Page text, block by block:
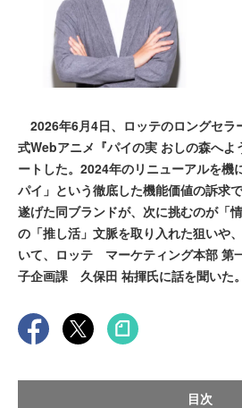
2026年6月4日、ロッテのロングセラ
式Webアニメ『パイの実 おしの森へよ
ートした。2024年のリニューアルを機
パイ」という徹底した機能価値の訴求
遂げた同ブランドが、次に挑むのが「
の「推し活」文脈を取り入れた狙いや
いて、ロッテ マーケティング本部 第
子企画課 久保田 祐揮氏に話を聞いた。
目次